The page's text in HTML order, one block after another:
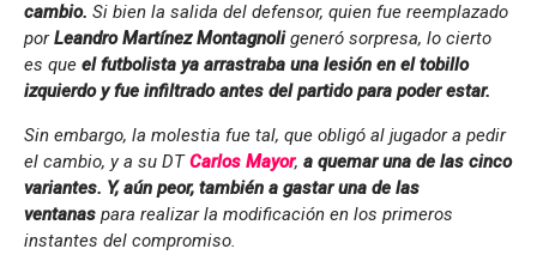
cambio. Si bien la salida del defensor, quien fue reemplazado
porLeandro Martínez Montagnoligeneró sorpresa, lo cierto
es que el futbolista ya arrastraba una lesión en el tobillo
izquierdo y fue infiltrado antes del partido para poder estar.
Sin embargo, la molestia fue tal, que obligó al jugador a pedir
el cambio, y a su DTCarlos Mayor, a quemar una de las cinco
variantes. Y, aún peor, también a gastar una de las
ventanas para realizar la modificación en los primeros
instantes del compromiso.